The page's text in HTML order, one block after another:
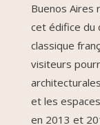
Buenos Aires
cet édifice du
classique
visiteurs
et les
en 2013 et